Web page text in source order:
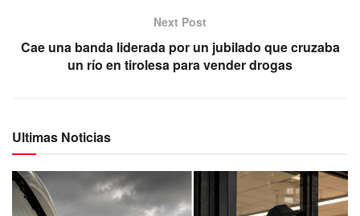
Next Post
Cae una banda liderada por un jubilado que cruzaba
un río en tirolesa para vender drogas
Ultimas Noticias